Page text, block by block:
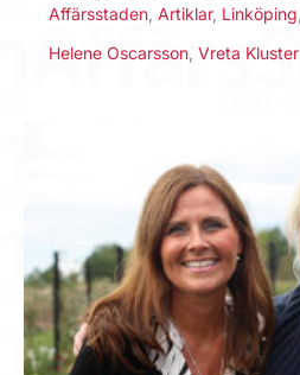
Affärsstaden Artiklar, Linköping
Helene Oscarsson, Vreta Kluster